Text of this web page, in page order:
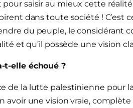
saisir au mieux cette
dans toute société ! C’est
du peuple, le considérant
et qu’il possède une vision
t-elle échoué ?
de la lutte palestinienne pour
avoir une vision vraie,